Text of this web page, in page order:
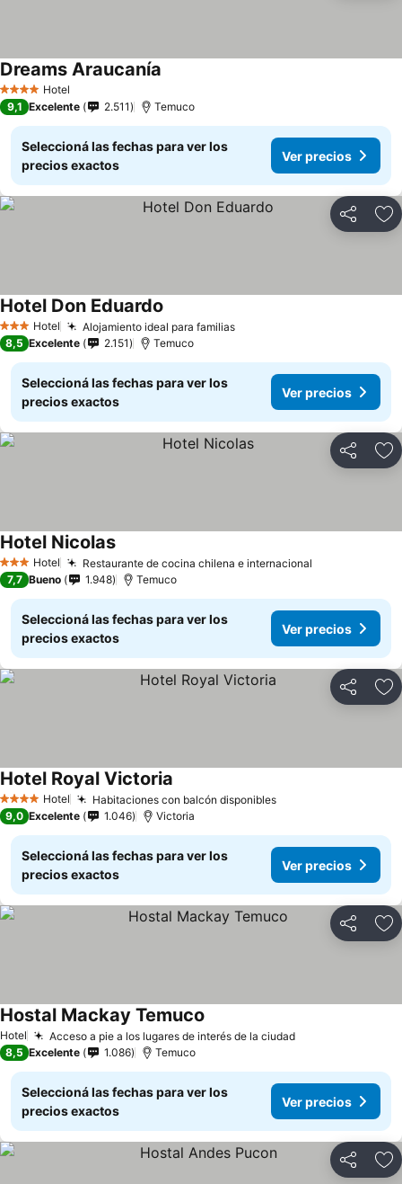
4 EstrellasHotel
Dreams Araucanía
9,1 Excelente 2.511 Temuco
Seleccioná las fechas para ver los
precios exactos
Ver precios
Compartir
3 Estrellas
Hotel Alojamiento ideal para familiasVer precios
Hotel Don Eduardo
8,5 Excelente 2.151 Temuco
Seleccioná las fechas para ver los
precios exactos
Ver precios
Compartir
3 Estrellas
Hotel Restaurante de cocina chilena e internacional
Hotel NicolasVer precios
7,7 Bueno 1.948 Temuco
Seleccioná las fechas para ver los
precios exactos
Ver precios
Compartir
4 EstrellasHotel Habitaciones con balcón disponiblesVer precios
Hotel Royal Victoria
9,0 Excelente 1.046 Victoria
Seleccioná las fechas para ver los
precios exactos
Ver precios
Compartir
Hotel Acceso a pie a los lugares de interés de la ciudadVer precios
Hostal Mackay Temuco
8,5 Excelente 1.086 Temuco
Seleccioná las fechas para ver los
precios exactos
Ver precios
Compartir